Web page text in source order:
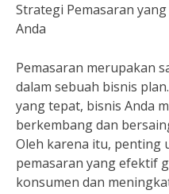
Strategi Pemasaran
Anda
Pemasaran merupakan
dalam sebuah bisnis
yang tepat, bisnis Anda
berkembang dan
Oleh karena itu, penting
pemasaran yang efektif
konsumen dan